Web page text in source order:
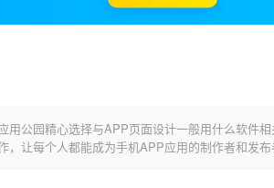
公园精心选择与APP页面设计一般用什么软件相
让每个人都能成为手机APP应用的制作者和发布